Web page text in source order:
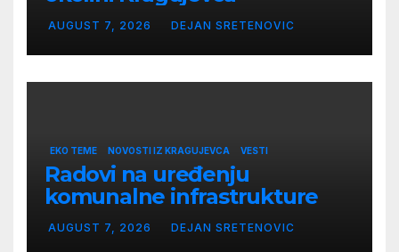
AUGUST 7, 2026 DEJAN SRETENOVIC
EKO TEME NOVOSTI IZ KRAGUJEVCA VESTI
Radovi na uređenju
komunalne infrastrukture
AUGUST 7, 2026 DEJAN SRETENOVIC